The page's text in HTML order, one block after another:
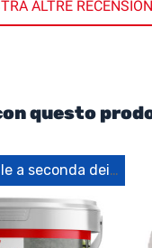
ALTRE
questo
Indispensabile a seconda dei casi